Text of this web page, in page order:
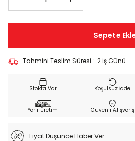
Tahmini Teslim Süresi : 2 İş Günü
Koşulsuz İade
Yerli Üretim Güvenli Alışveriş
Fiyat Düşünce Haber Ver